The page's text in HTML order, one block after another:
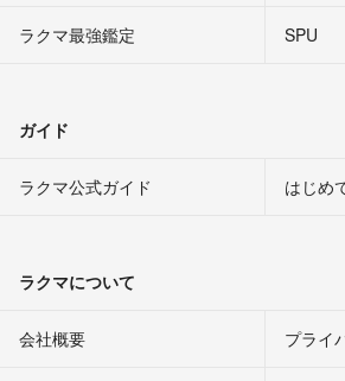
ラクマ最強鑑定
SPU
ガイド
ラクマ公式ガイド はじめ
ラクマについて
会社概要 プライ